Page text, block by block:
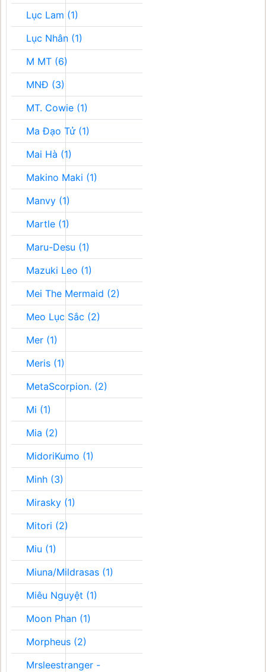
Lục Lam (1)
Lục Nhân (1)
M MT (6)
MNĐ (3)
MT. Cowie (1)
Ma Đạo Tử (1)
Mai Hà (1)
Makino Maki (1)
Manvy (1)
Martle (1)
Maru-Desu (1)
Mazuki Leo (1)
Mei The Mermaid (2)
Meo Lục Sắc (2)
Mer (1)
Meris (1)
MetaScorpion. (2)
Mi (1)
Mia (2)
MidoriKumo (1)
Minh (3)
Mirasky (1)
Mitori (2)
Miu (1)
Miuna/Mildrasas (1)
Miêu Nguyệt (1)
Moon Phan (1)
Morpheus (2)
Mrsleestranger -